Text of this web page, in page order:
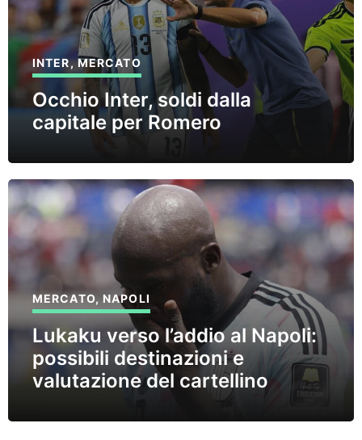
INTER,MERCATO
Occhio Inter, soldi dalla
capitale per Romero
MERCATO,NAPOLI
Lukaku verso l’addio al Napoli:
possibili destinazioni e
valutazione del cartellino